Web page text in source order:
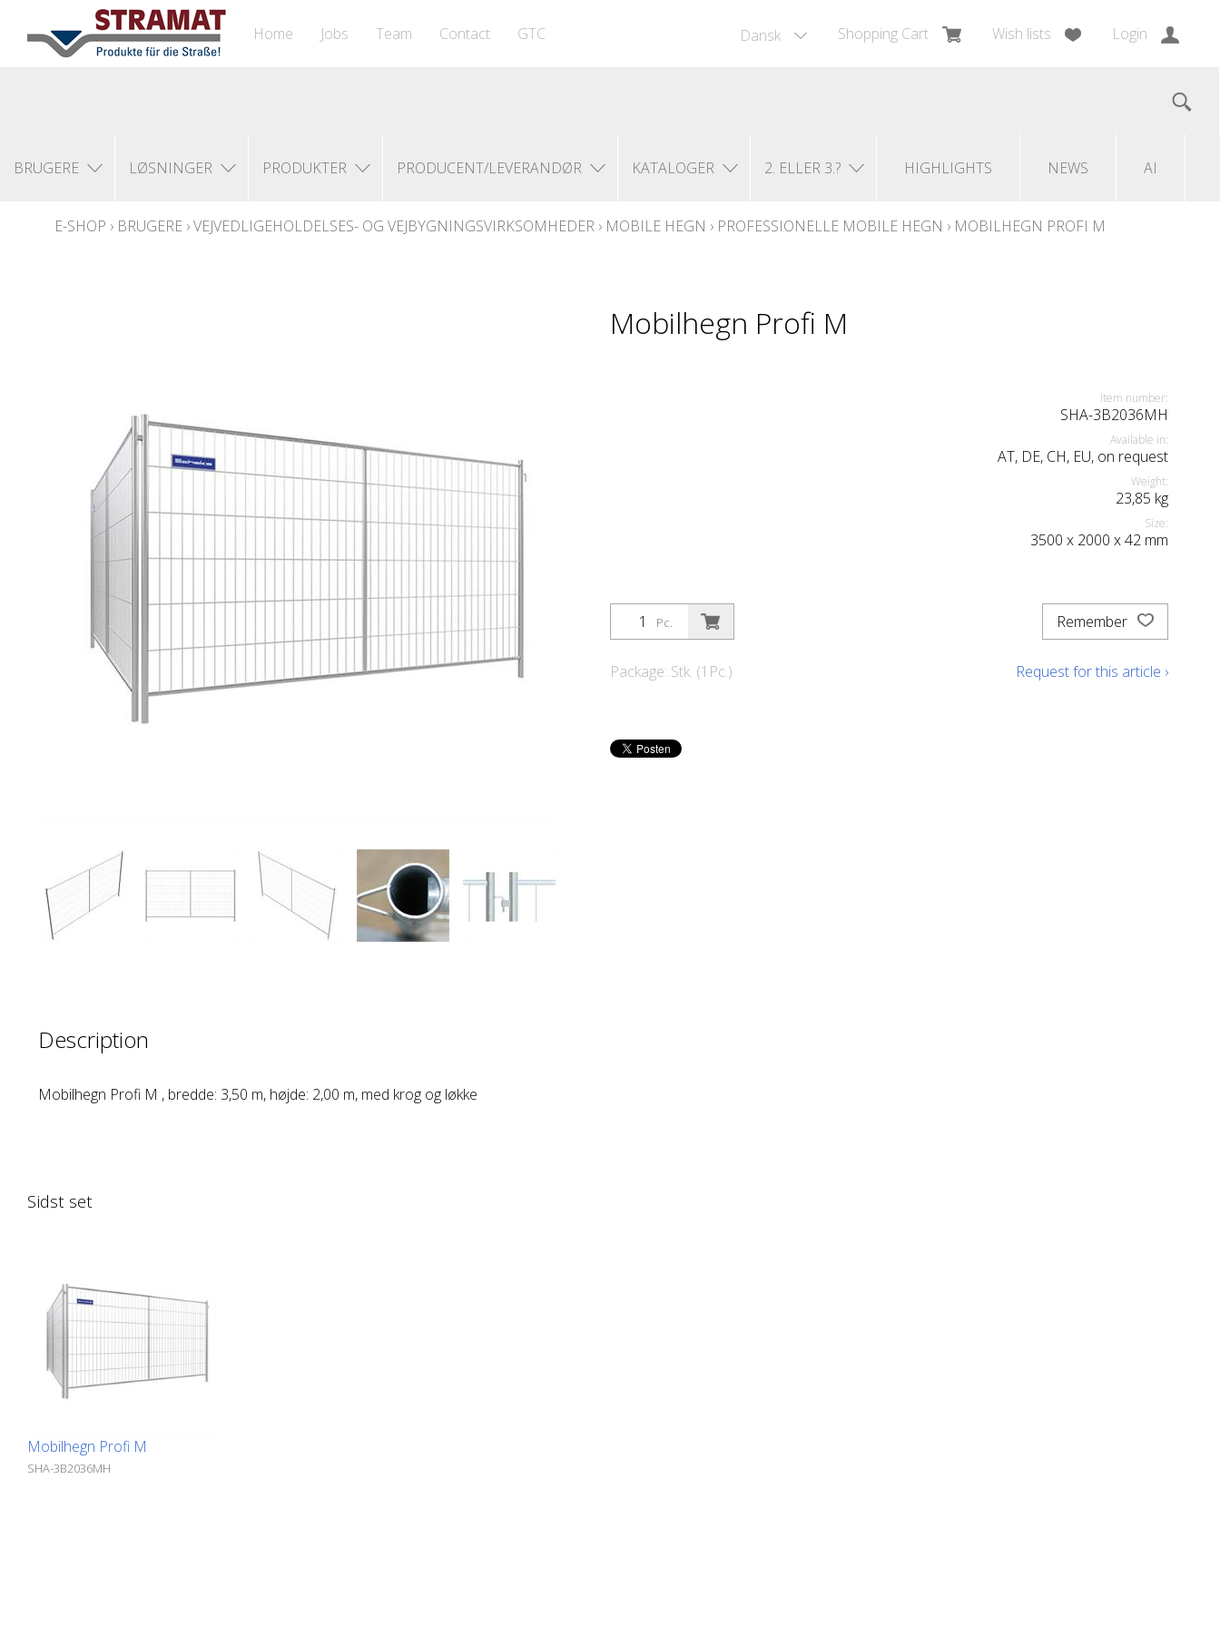
Dansk Shopping Cart Wish lists Login
Home Jobs Team Contact GTC
BRUGERE LØSNINGER PRODUKTER PRODUCENT/LEVERANDØR KATALOGER 2. ELLER 3.? HIGHLIGHTS NEWS AI
E-SHOP › BRUGERE ›VEJVEDLIGEHOLDELSES- OG VEJBYGNINGSVIRKSOMHEDER › MOBILE HEGN › PROFESSIONELLE MOBILE HEGN › MOBILHEGN PROFI M
Mobilhegn Profi M
Item number:
SHA-3B2036MH
Available in:
AT, DE, CH, EU, on request
Weight:
23,85 kg
Size:
3500 x 2000 x42 mm
Pc.
Package: Stk. (1Pc.)
Remember
Request for this article ›
Description
Mobilhegn Profi M , bredde: 3,50 m, højde: 2,00 m, med krog og løkke
Sidst set
Mobilhegn Profi M
SHA-3B2036MH